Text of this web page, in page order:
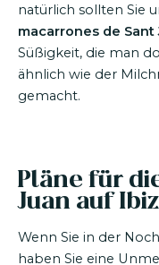
natürlich sollten Sie
macarrones de Sant
Süßigkeit, die man
ähnlich wie der
gemacht.
Pläne für
Juan auf
Wenn Sie in der
haben Sie eine